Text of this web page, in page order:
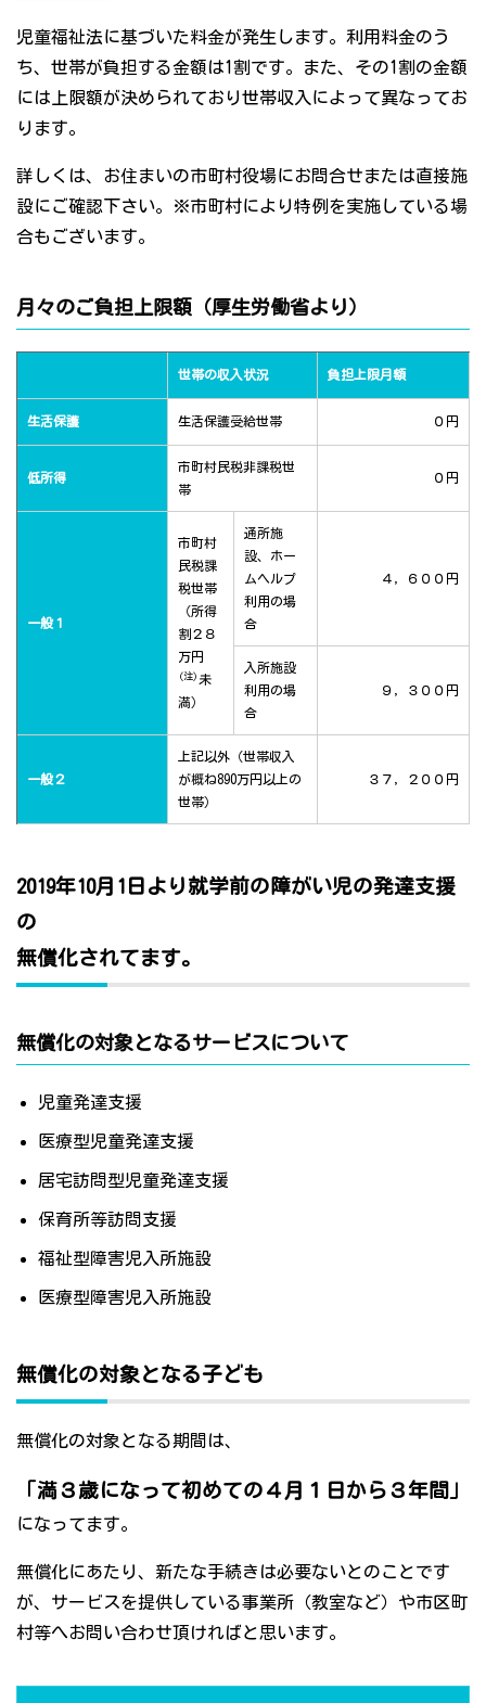
児童福祉法に基づいた料金が発生します。利用料金のう
ち、世帯が負担する金額は1割です。また、その1割の金額
には上限額が決められており世帯収入によって異なってお
ります。
詳しくは、お住まいの市町村役場にお問合せまたは直接施
設にご確認下さい。※市町村により特例を実施している場
合もございます。
月々のご負担上限額（厚生労働省より）
世帯の収入状況 負担上限月額
生活保護 生活保護受給世帯 ０円
低所得
市町村民税非課税世
帯
０円
一般１
市町村
民税課
税世帯
（所得
割２８
万円
(注) 未
満）
通所施
設、ホー
ムヘルプ
利用の場
合
４，６００円
入所施設
利用の場
合
９，３００円
一般２
上記以外（世帯収入
が概ね890万円以上の
世帯）
３７，２００円
2019年10月1日より就学前の障がい児の発達支援
の
無償化されてます。
無償化の対象となるサービスについて
児童発達支援
医療型児童発達支援
居宅訪問型児童発達支援
保育所等訪問支援
福祉型障害児入所施設
医療型障害児入所施設
無償化の対象となる子ども
無償化の対象となる期間は、
「満３歳になって初めての４月１日から３年間」
になってます。
無償化にあたり、新たな手続きは必要ないとのことです
が、サービスを提供している事業所（教室など）や市区町
村等へお問い合わせ頂ければと思います。